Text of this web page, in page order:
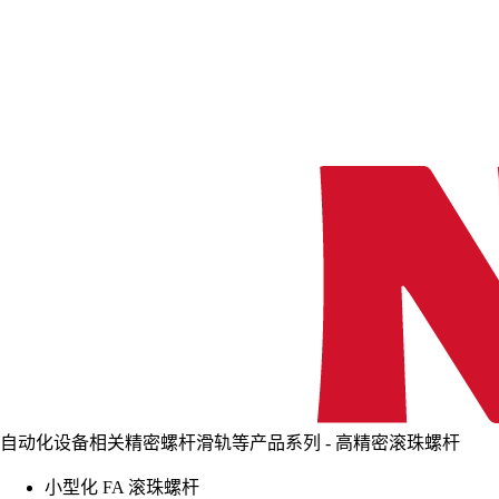
自动化设备相关精密螺杆滑轨等产品系列 - 高精密滚珠螺杆
小型化 FA 滚珠螺杆